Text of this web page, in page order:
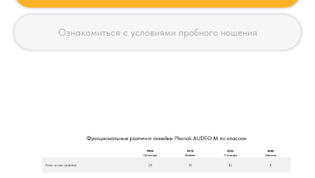
Ознакомиться с условиями пробного ношения